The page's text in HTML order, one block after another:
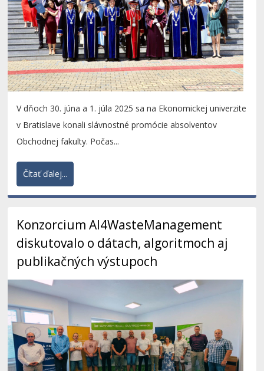
V dňoch 30. júna a 1. júla 2025 sa na Ekonomickej univerzite
v Bratislave konali slávnostné promócie absolventov
Obchodnej fakulty. Počas...
Čítať ďalej...
Konzorcium AI4WasteManagement
diskutovalo o dátach, algoritmoch aj
publikačných výstupoch